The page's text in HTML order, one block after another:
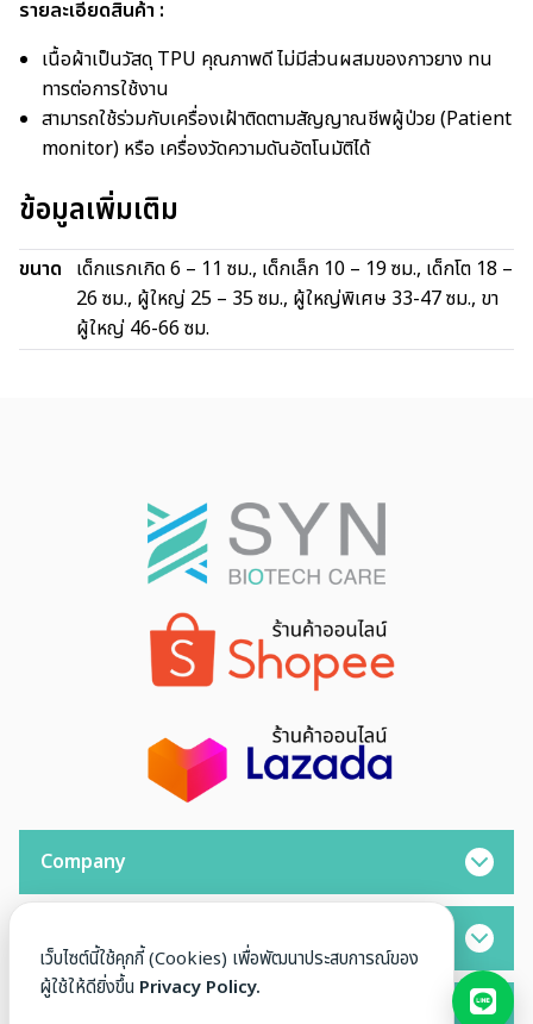
รายละเอียดสินค้า :
เนื้อผ้าเป็นวัสดุ TPU คุณภาพดี ไม่มีส่วนผสมของกาวยาง ทน
ทารต่อการใช้งาน
สามารถใช้ร่วมกับเครื่องเฝ้าติดตามสัญญาณชีพผู้ป่วย (Patient
monitor) หรือ เครื่องวัดความดันอัตโนมัติได้
ข้อมูลเพิ่มเติม
ขนาด เด็กแรกเกิด 6 – 11 ซม., เด็กเล็ก 10 – 19 ซม., เด็กโต 18 –
26 ซม., ผู้ใหญ่ 25 – 35 ซม., ผู้ใหญ่พิเศษ 33-47 ซม., ขา
ผู้ใหญ่ 46-66 ซม.
Company
Opening Hours
เว็บไซต์นี้ใช้คุกกี้ (Cookies) เพื่อพัฒนาประสบการณ์ของ
ผู้ใช้ให้ดียิ่งขึ้น Privacy Policy.